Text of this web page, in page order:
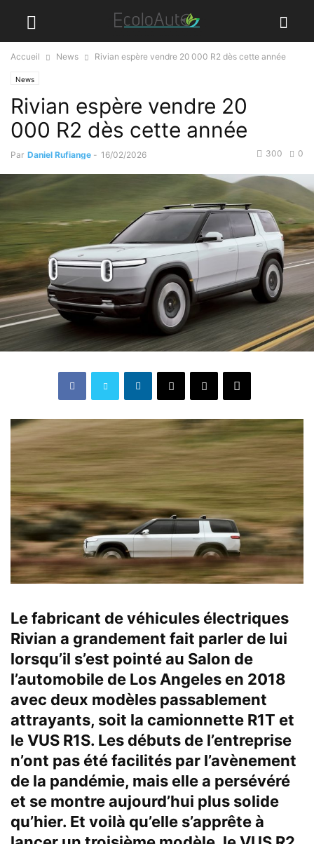
Accueil News Rivian espère vendre 20 000 R2 dès cette année
News
Rivian espère vendre 20
000 R2 dès cette année
Par Daniel Rufiange - 16/02/2026 0
300
Le fabricant de véhicules électriques
Rivian a grandement fait parler de lui
lorsqu’il s’est pointé au Salon de
l’automobile de Los Angeles en 2018
avec deux modèles passablement
attrayants, soit la camionnette R1T et
le VUS R1S. Les débuts de l’entreprise
n’ont pas été facilités par l’avènement
de la pandémie, mais elle a persévéré
et se montre aujourd’hui plus solide
qu’hier. Et voilà qu’elle s’apprête à